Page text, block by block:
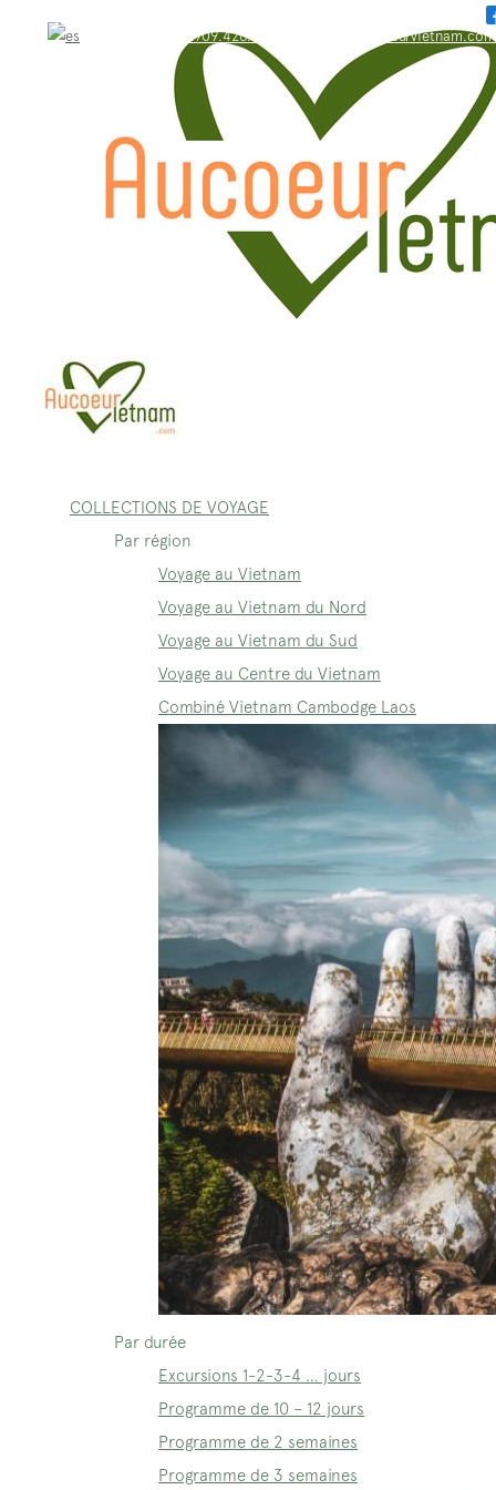
WhatsApp: +84.909.426.406 bonjour@aucoeurvietnam.com
COLLECTIONS DE VOYAGE
Par région
Voyage au Vietnam
Voyage au Vietnam du Nord
Voyage au Vietnam du Sud
Voyage au Centre du Vietnam
Combiné Vietnam Cambodge Laos
Par durée
Excursions 1-2-3-4 … jours
Programme de 10 – 12 jours
Programme de 2 semaines
Programme de 3 semaines
WhatsApp: +84.909.426.406